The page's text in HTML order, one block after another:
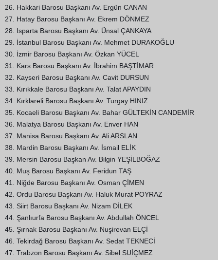
26. Hakkari Barosu Başkanı Av. Ergün CANAN
27. Hatay Barosu Başkanı Av. Ekrem DÖNMEZ
28. Isparta Barosu Başkanı Av. Ünsal ÇANKAYA
29. İstanbul Barosu Başkanı Av. Mehmet DURAKOĞLU
30. İzmir Barosu Başkanı Av. Özkan YÜCEL
31. Kars Barosu Başkanı Av. İbrahim BAŞTİMAR
32. Kayseri Barosu Başkanı Av. Cavit DURSUN
33. Kırıkkale Barosu Başkanı Av. Talat APAYDIN
34. Kırklareli Barosu Başkanı Av. Turgay HINIZ
35. Kocaeli Barosu Başkanı Av. Bahar GÜLTEKİN CANDEMİR
36. Malatya Barosu Başkanı Av. Enver HAN
37. Manisa Barosu Başkanı Av. Ali ARSLAN
38. Mardin Barosu Başkanı Av. İsmail ELİK
39. Mersin Barosu Başkan Av. Bilgin YEŞİLBOĞAZ
40. Muş Barosu Başkanı Av. Feridun TAŞ
41. Niğde Barosu Başkanı Av. Osman ÇİMEN
42. Ordu Barosu Başkanı Av. Haluk Murat POYRAZ
43. Siirt Barosu Başkanı Av. Nizam DİLEK
44. Şanlıurfa Barosu Başkanı Av. Abdullah ÖNCEL
45. Şırnak Barosu Başkanı Av. Nuşirevan ELÇİ
46. Tekirdağ Barosu Başkanı Av. Sedat TEKNECİ
47. Trabzon Barosu Başkanı Av. Sibel SUİÇMEZ